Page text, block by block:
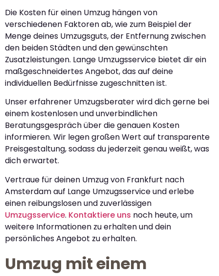
Die Kosten für einen Umzug hängen von
verschiedenen Faktoren ab, wie zum Beispiel der
Menge deines Umzugsguts, der Entfernung zwischen
den beiden Städten und den gewünschten
Zusatzleistungen. Lange Umzugsservice bietet dir ein
maßgeschneidertes Angebot, das auf deine
individuellen Bedürfnisse zugeschnitten ist.
Unser erfahrener Umzugsberater wird dich gerne bei
einem kostenlosen und unverbindlichen
Beratungsgespräch über die genauen Kosten
informieren. Wir legen großen Wert auf transparente
Preisgestaltung, sodass du jederzeit genau weißt, was
dich erwartet.
Vertraue für deinen Umzug von Frankfurt nach
Amsterdam auf Lange Umzugsservice und erlebe
einen reibungslosen und zuverlässigen
Umzugsservice. Kontaktiere uns noch heute, um
weitere Informationen zu erhalten und dein
persönliches Angebot zu erhalten.
Umzug mit einem